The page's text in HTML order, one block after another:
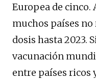
Europea de cinco.
muchos países
dosis hasta 2023.
vacunación
entre países ricos